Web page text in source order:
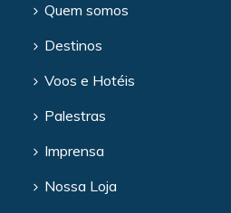
Quem somos
Destinos
Voos e Hotéis
Palestras
Imprensa
Nossa Loja